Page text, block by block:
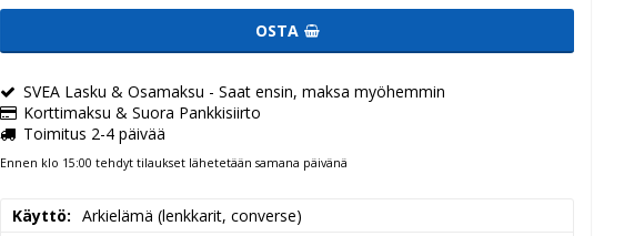
OSTA
SVEA Lasku & Osamaksu - Saat ensin, maksa myöhemmin
Korttimaksu & Suora Pankkisiirto
Toimitus 2-4 päivää
Ennen klo 15:00 tehdyt tilaukset lähetetään samana päivänä
Käyttö
Arkielämä (lenkkarit, converse)